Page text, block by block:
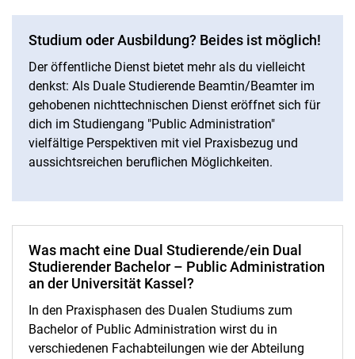
Studium oder Ausbildung? Beides ist möglich!
Der öffentliche Dienst bietet mehr als du vielleicht
denkst: Als Duale Studierende Beamtin/Beamter im
gehobenen nichttechnischen Dienst eröffnet sich für
dich im Studiengang "Public Administration"
vielfältige Perspektiven mit viel Praxisbezug und
aussichtsreichen beruflichen Möglichkeiten.
Was macht eine Dual Studierende/ein Dual
Studierender Bachelor – Public Administration
an der Universität Kassel?
In den Praxisphasen des Dualen Studiums zum
Bachelor of Public Administration wirst du in
verschiedenen Fachabteilungen wie der Abteilung